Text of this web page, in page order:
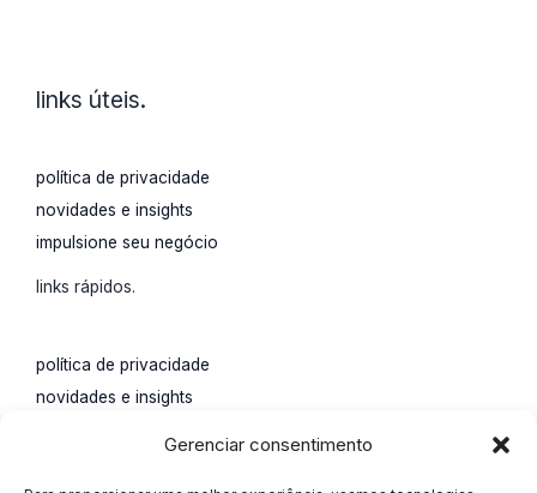
Gerenciar consentimento
links úteis.
política de privacidade
novidades e insights
impulsione seu negócio
links rápidos.
política de privacidade
novidades e insights